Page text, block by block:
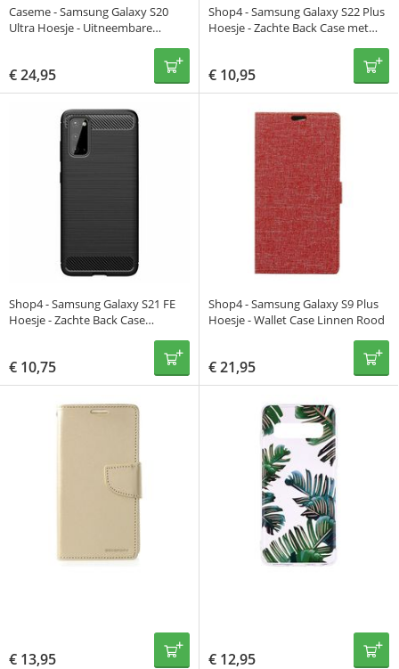
Caseme - Samsung Galaxy S20
Ultra Hoesje - Uitneembare
€24,95
Shop4 - Samsung Galaxy S22 Plus
Hoesje - Zachte Back Case met
€ 10,95
Shop4 - Samsung Galaxy S21 FE
Hoesje - Zachte Back Case
€ 10,75
Shop4 - Samsung Galaxy S9 Plus
Hoesje - Wallet Case Linnen Rood
€21,95
€ 13,95 € 12,95